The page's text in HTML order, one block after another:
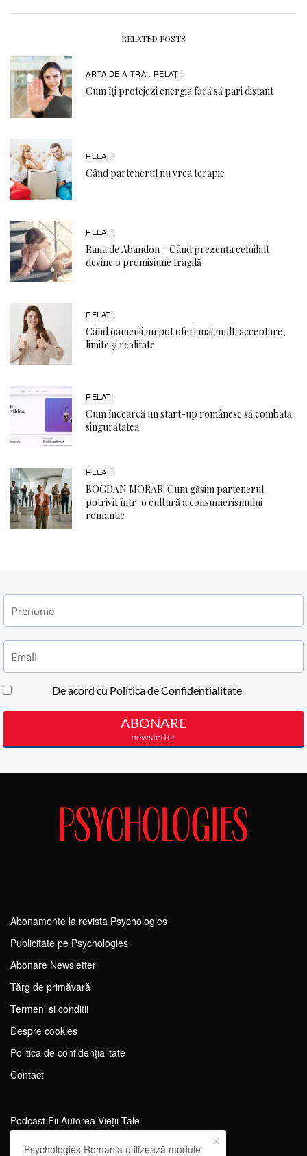
RELATED POSTS
ARTA DE A TRAI, RELAŢII
Cum îți protejezi energia fără să pari distant
RELAŢII
Când partenerul nu vrea terapie
RELAŢII
Rana de Abandon – Când prezența celuilalt
devine o promisiune fragilă
RELAŢII
Când oamenii nu pot oferi mai mult: acceptare,
limite și realitate
RELAŢII
Cum încearcă un start-up românesc să combată
singurătatea
RELAŢII
BOGDAN MORAR: Cum găsim partenerul
potrivit într-o cultură a consumerismului
romantic
Abonamente la revista Psychologies
Publicitate pe Psychologies
Abonare Newsletter
Tărg de primăvară
Termeni si conditii
Despre cookies
Politica de confidențialitate
Contact
Podcast Fii Autorea Vieții Tale
Evenimente Fii Autoarea Vieții Tale!
Psychologies Romania utilizează module